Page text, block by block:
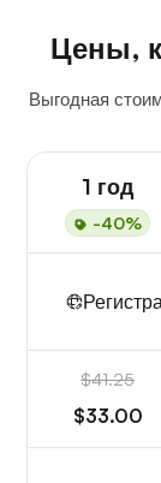
Цены,
Выгодная
1 год
-40%
$41.25
$33.00